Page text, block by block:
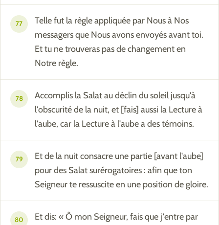
77
Telle fut la règle appliquée par Nous à Nos
messagers que Nous avons envoyés avant toi.
Et tu ne trouveras pas de changement en
Notre règle.
78
Accomplis la Salat au déclin du soleil jusqu'à
l'obscurité de la nuit, et [fais] aussi la Lecture à
l'aube, car la Lecture à l'aube a des témoins.
79
Et de la nuit consacre une partie [avant l'aube]
pour des Salat surérogatoires : afin que ton
Seigneur te ressuscite en une position de gloire.
80
Et dis: « Ô mon Seigneur, fais que j'entre par